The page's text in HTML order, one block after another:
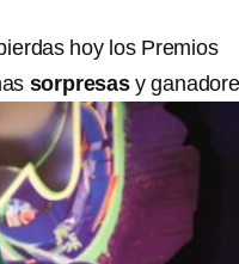
hoy los Premios
sorpresasy